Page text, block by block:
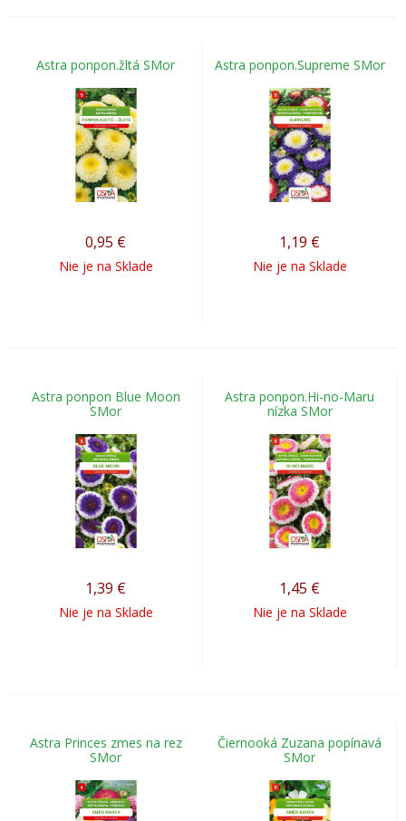
Astra ponpon.žltá SMor
0,95 €
Nie je na Sklade
Astra ponpon.Supreme SMor
1,19 €
Nie je na Sklade
Astra ponpon Blue Moon
SMor
1,39 €
Nie je na Sklade
Astra ponpon.Hi-no-Maru
nízka SMor
1,45 €
Nie je na Sklade
Astra Princes zmes na rez
SMor
Čiernooká Zuzana popínavá
SMor